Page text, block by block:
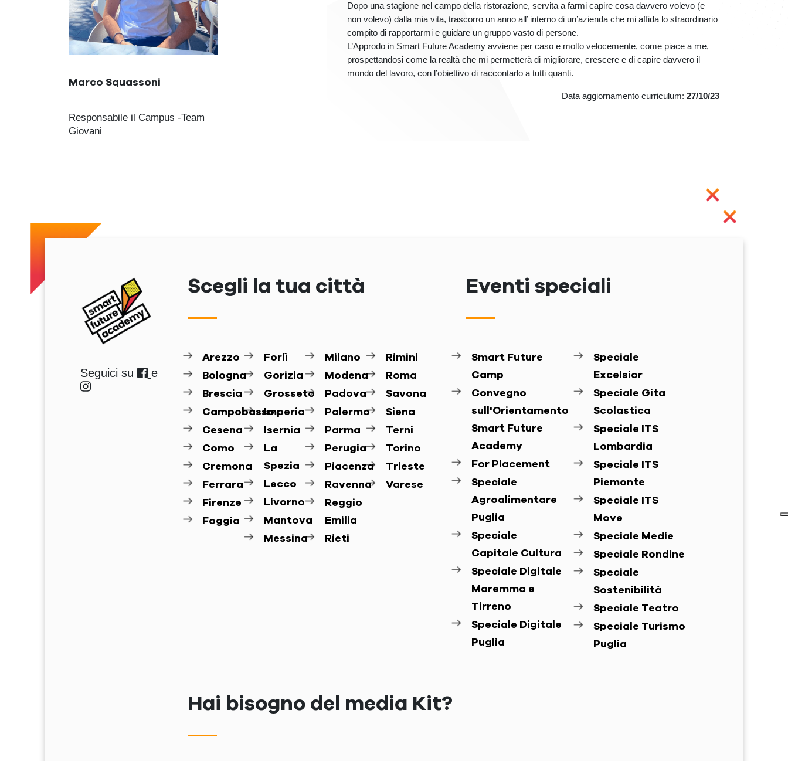
Marco Squassoni
Responsabile il Campus -Team
Giovani
Dopo una stagione nel campo della ristorazione, servita a farmi capire cosa davvero volevo (e
non volevo) dalla mia vita, trascorro un anno all’ interno di un’azienda che mi affida lo straordinario
compito di rapportarmi e guidare un gruppo vasto di persone.
L’Approdo in Smart Future Academy avviene per caso e molto velocemente, come piace a me,
prospettandosi come la realtà che mi permetterà di migliorare, crescere e di capire davvero il
mondo del lavoro, con l’obiettivo di raccontarlo a tutti quanti.
Data aggiornamento curriculum: 27/10/23
Seguici su e
Scegli la tua città
Arezzo
Bologna
Brescia
Campobasso
Cesena
Como
Cremona
Ferrara
Firenze
Foggia
Forlì
Gorizia
Grosseto
Imperia
Isernia
La
Spezia
Lecco
Livorno
Mantova
Messina
Milano
Modena
Padova
Palermo
Parma
Perugia
Piacenza
Ravenna
Reggio
Emilia
Rieti
Rimini
Roma
Savona
Siena
Terni
Torino
Trieste
Varese
Eventi speciali
Smart Future
Camp
Convegno
sull'Orientamento
Smart Future
Academy
For Placement
Speciale
Agroalimentare
Puglia
Speciale
Capitale Cultura
Speciale Digitale
Maremma e
Tirreno
Speciale Digitale
Puglia
Speciale
Excelsior
Speciale Gita
Scolastica
Speciale ITS
Lombardia
Speciale ITS
Piemonte
Speciale ITS
Move
Speciale Medie
Speciale Rondine
Speciale
Sostenibilità
Speciale Teatro
Speciale Turismo
Puglia
Hai bisogno del media Kit?